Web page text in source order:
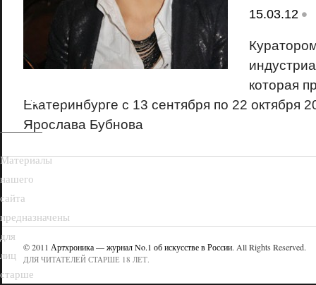
15.03.12 •
которая
Екатеринбурге с 13 сентября по 22 октября
Ярослава Бубнова
© 2011 Артхроника — журнал No.1 об искусстве в России. All Rights Reserved.
ДЛЯ ЧИТАТЕЛЕЙ СТАРШЕ 18 ЛЕТ.
18+
Материалы
нашего
сайта
предназначены
для
лиц
старше